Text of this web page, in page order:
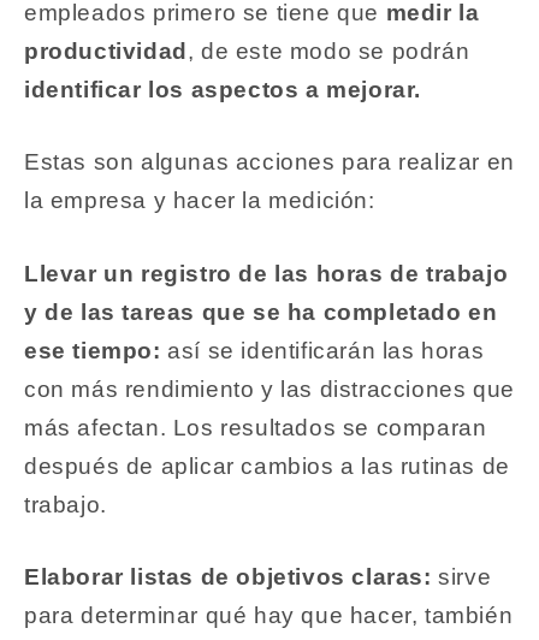
empleados primero se tiene que medir la
productividad , de este modo se podrán
identificar los aspectos a mejorar.
Estas son algunas acciones para realizar en
la empresa y hacer la medición:
Llevar un registro de las horas de trabajo
y de las tareas que se ha completado en
ese tiempo: así se identificarán las horas
con más rendimiento y las distracciones que
más afectan. Los resultados se comparan
después de aplicar cambios a las rutinas de
trabajo.
Elaborar listas de objetivos claras: sirve
para determinar qué hay que hacer, también